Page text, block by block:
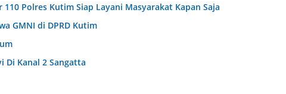
Polres Kutim Siap Layani Masyarakat Kapan Saja
GMNI di DPRD Kutim
Di Kanal 2 Sangatta